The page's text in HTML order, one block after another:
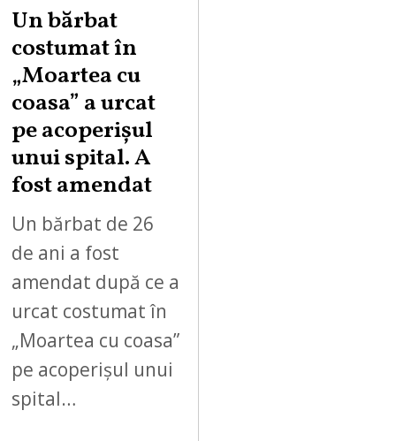
Un bărbat
costumat în
„Moartea cu
coasa” a urcat
pe acoperișul
unui spital. A
fost amendat
Un bărbat de 26
de ani a fost
amendat după ce a
urcat costumat în
„Moartea cu coasa”
pe acoperișul unui
spital…